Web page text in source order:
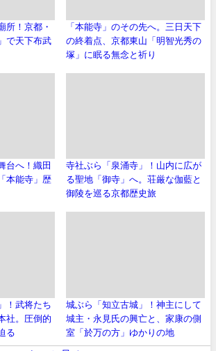
所！京都・
で天下布武
「本能寺」のその先へ。三日天下
の終着点、京都東山「明智光秀の
塚」に眠る無念と祈り
台へ！織田
本能寺」歴
寺社ぶら「泉涌寺」！山内に広が
る聖地「御寺」へ。荘厳な伽藍と
御陵を巡る京都歴史旅
！武将たち
社。圧倒的
る
城ぶら「知立古城」！神主にして
城主・永見氏の興亡と、家康の側
室「於万の方」ゆかりの地